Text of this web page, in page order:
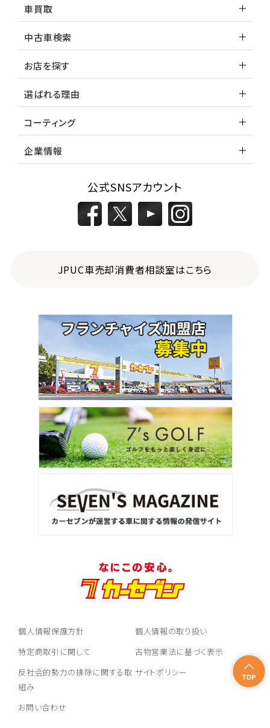
車買取
中古車検索
お店を探す
選ばれる理由
コーティング
企業情報
公式SNSアカウント
JPUC車売却消費者相談室はこちら
個人情報保護方針
個人情報の取り扱い
特定商取引に関して
古物営業法に基づく表示
反社会的勢力の排除に関する取
組み
サイトポリシー
お問い合わせ